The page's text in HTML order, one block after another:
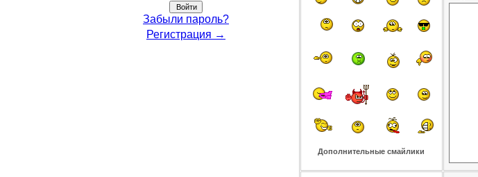
Забыли пароль?
Регистрация →
Дополнительные смайлики